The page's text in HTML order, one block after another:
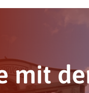
mit